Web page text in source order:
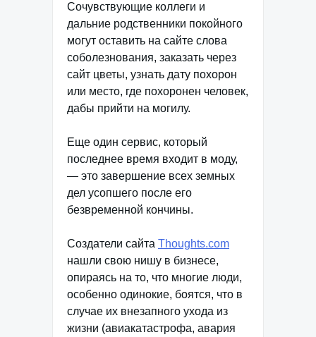
Сочувствующие коллеги и
дальние родственники покойного
могут оставить на сайте слова
соболезнования, заказать через
сайт цветы, узнать дату похорон
или место, где похоронен человек,
дабы прийти на могилу.
Еще один сервис, который
последнее время входит в моду,
— это завершение всех земных
дел усопшего после его
безвременной кончины.
Создатели сайта Thoughts.com
нашли свою нишу в бизнесе,
опираясь на то, что многие люди,
особенно одинокие, боятся, что в
случае их внезапного ухода из
жизни (авиакатастрофа, авария